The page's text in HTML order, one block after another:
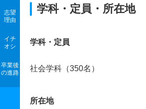
志望
理由
イチ
オシ
卒業後
の進路
学科・定員・所在地
学科・定員
社会学科（350名）
所在地